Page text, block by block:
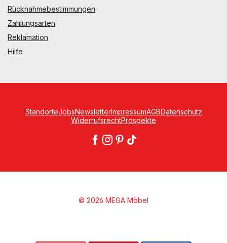
Rücknahmebestimmungen
Zahlungsarten
Reklamation
Hilfe
StandorteJobsNewsletterImpressumAGBDatenschutz
WiderrufsrechtProspekte
© 2026 MEGA Möbel